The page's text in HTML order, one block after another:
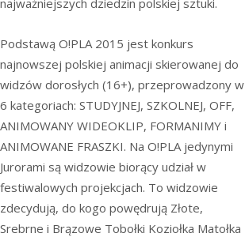
najważniejszych dziedzin polskiej sztuki.
Podstawą O!PLA 2015 jest konkurs
najnowszej polskiej animacji skierowanej do
widzów dorosłych (16+), przeprowadzony w
6 kategoriach: STUDYJNEJ, SZKOLNEJ, OFF,
ANIMOWANY WIDEOKLIP, FORMANIMY i
ANIMOWANE FRASZKI. Na O!PLA jedynymi
Jurorami są widzowie biorący udział w
festiwalowych projekcjach. To widzowie
zdecydują, do kogo powędrują Złote,
Srebrne i Brązowe Tobołki Koziołka Matołka